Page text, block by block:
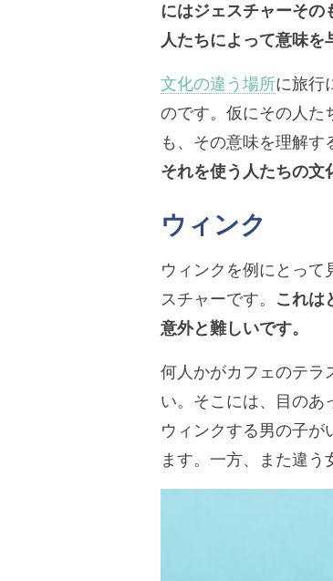
にはジェスチャーその
人たちによって意味を
文化の違う場所に旅行
のです。仮にその人た
も、その意味を理解す
それを使う人たちの文
ウィンク
ウィンクを例にとって
スチャーです。 これは
意外と難しいです。
何人かがカフェのテラ
い。そこには、目のあ
ウィンクする男の子が
ます。一方、また違う